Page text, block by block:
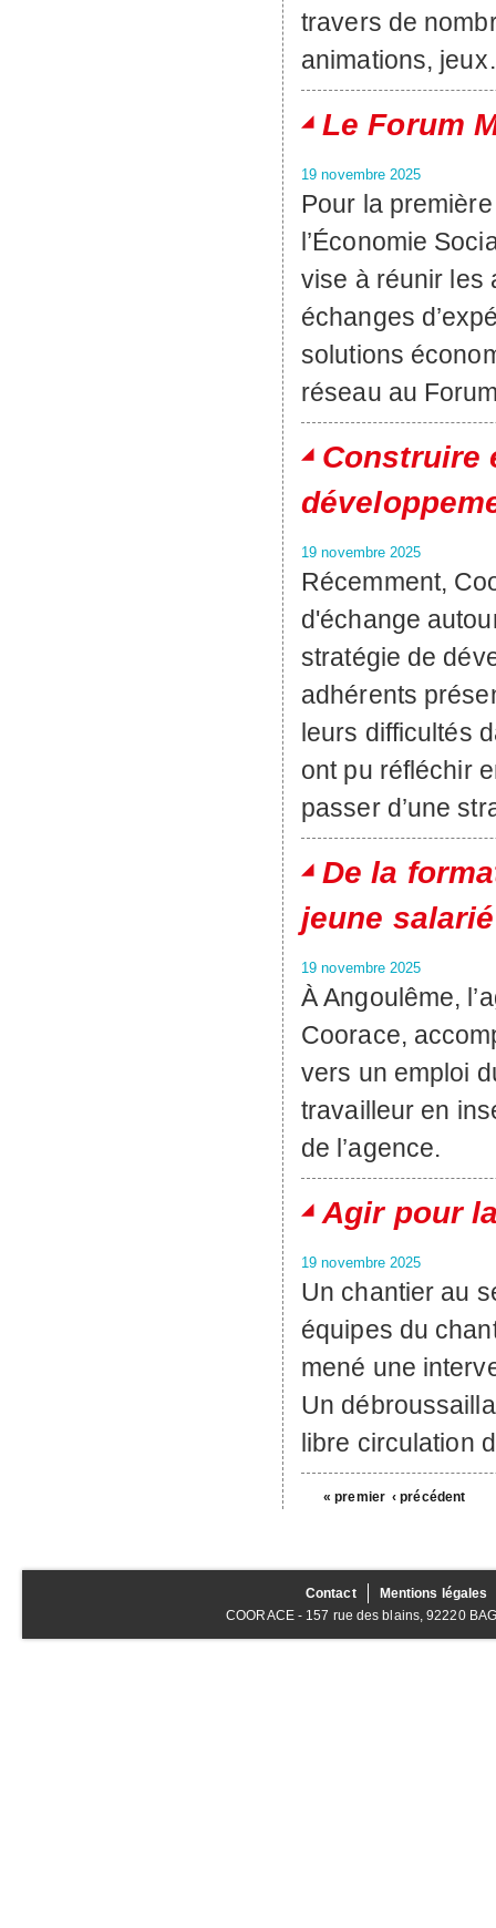
travers de
animations,
Le Forum
19 novembre 2025
Pour la
l’Économie
vise à réunir les
échanges
solutions
réseau au
Construire
19 novembre 2025
Récemment,
d'échange
stratégie de
adhérents
leurs difficultés
ont pu réfléchir
passer d’une
De la
jeune
19 novembre 2025
À Angoulême,
Coorace,
vers un emploi
travailleur en
de l’agence.
Agir pour
19 novembre 2025
Un chantier au
équipes du
mené une
Un
libre circulation
« premier ‹ précédent
Contact
Mentions légales
COORACE - 157 rue des blains, 92220